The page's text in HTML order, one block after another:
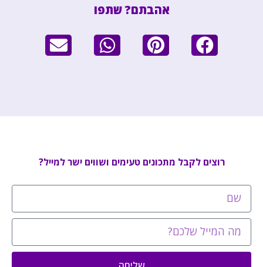
אהבתם? שתפו
רוצים לקבל מתכונים טעימים ושווים ישר למייל?